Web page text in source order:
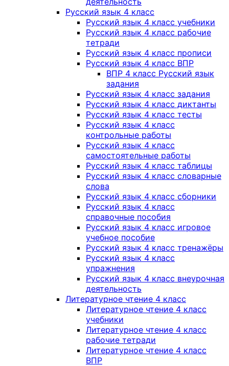
Русский язык 4 класс
Русский язык 4 класс учебники
Русский язык 4 класс рабочие
тетради
Русский язык 4 класс прописи
Русский язык 4 класс ВПР
ВПР 4 класс Русский язык
задания
Русский язык 4 класс задания
Русский язык 4 класс диктанты
Русский язык 4 класс тесты
Русский язык 4 класс
контрольные работы
Русский язык 4 класс
самостоятельные работы
Русский язык 4 класс таблицы
Русский язык 4 класс словарные
слова
Русский язык 4 класс сборники
Русский язык 4 класс
справочные пособия
Русский язык 4 класс игровое
учебное пособие
Русский язык 4 класс тренажёры
Русский язык 4 класс
упражнения
Русский язык 4 класс внеурочная
деятельность
Литературное чтение 4 класс
Литературное чтение 4 класс
учебники
Литературное чтение 4 класс
рабочие тетради
Литературное чтение 4 класс
ВПР